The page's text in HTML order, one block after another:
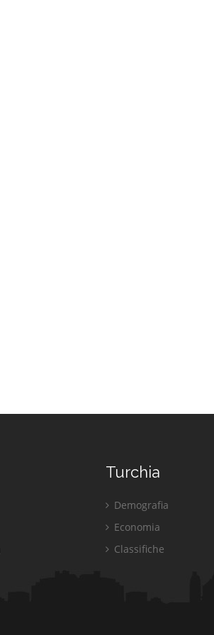
Turchia
Demografia
Economia
Classifiche